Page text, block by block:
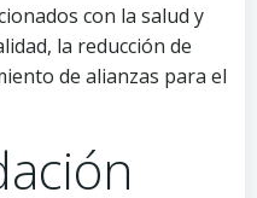
con la salud y
la reducción de
de alianzas para el